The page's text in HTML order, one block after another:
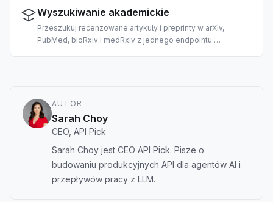
Wyszukiwanie akademickie
Przeszukuj recenzowane artykuły i preprinty w arXiv,
PubMed, bioRxiv i medRxiv z jednego endpointu.
AUTOR
Sarah Choy
CEO, API Pick
Sarah Choy jest CEO API Pick. Pisze o
budowaniu produkcyjnych API dla agentów AI i
przepływów pracy z LLM.